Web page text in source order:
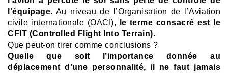
l’équipage. Au niveau de l’Organisation de l’Aviation
civile internationale (OACI),
le terme consacré est le
CFIT (Controlled Flight Into Terrain).
Que peut-on tirer comme conclusions ?
Quelle que soit l’importance donnée au
déplacement d’une personnalité, il ne faut jamais